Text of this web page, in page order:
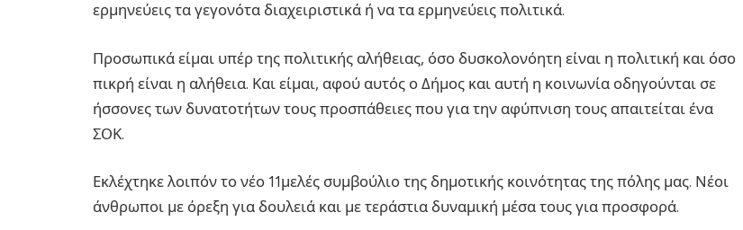
ερμηνεύεις τα γεγονότα διαχειριστικά ή να τα ερμηνεύεις πολιτικά.
Προσωπικά είμαι υπέρ της πολιτικής αλήθειας, όσο δυσκολονόητη είναι η πολιτική και όσο
πικρή είναι η αλήθεια. Και είμαι, αφού αυτός ο Δήμος και αυτή η κοινωνία οδηγούνται σε
ήσσονες των δυνατοτήτων τους προσπάθειες που για την αφύπνιση τους απαιτείται ένα
ΣΟΚ.
Εκλέχτηκε λοιπόν το νέο 11μελές συμβούλιο της δημοτικής κοινότητας της πόλης μας. Νέοι
άνθρωποι με όρεξη για δουλειά και με τεράστια δυναμική μέσα τους για προσφορά.